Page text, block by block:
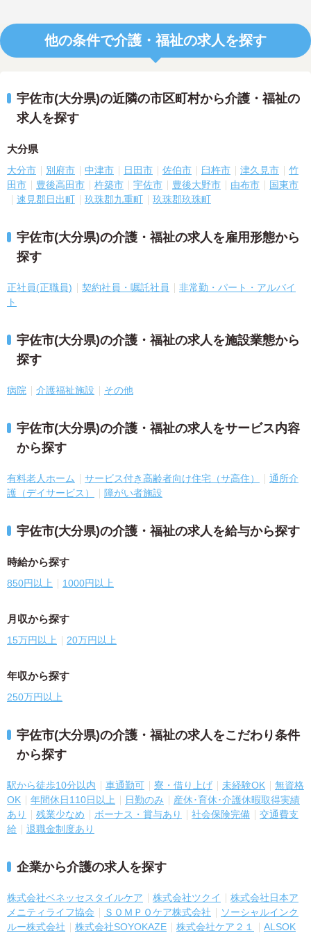
他の条件で介護・福祉の求人を探す
宇佐市(大分県)の近隣の市区町村から介護・福祉の
求人を探す
大分県
大分市 別府市 中津市 日田市 佐伯市 臼杵市 津久見市
竹
田市
豊後高田市 杵築市 宇佐市 豊後大野市 由布市
国東市
速見郡日出町
玖珠郡九重町 玖珠郡玖珠町
宇佐市(大分県)の介護・福祉の求人を雇用形態から
探す
正社員(正職員) 契約社員・嘱託社員
非常勤・パート・アルバイ
ト
宇佐市(大分県)の介護・福祉の求人を施設業態から
探す
病院 介護福祉施設 その他
宇佐市(大分県)の介護・福祉の求人をサービス内容
から探す
有料老人ホーム サービス付き高齢者向け住宅（サ高住）
通所介
護（デイサービス）
障がい者施設
宇佐市(大分県)の介護・福祉の求人を給与から探す
時給から探す
850円以上 1000円以上
月収から探す
15万円以上 20万円以上
年収から探す
250万円以上
宇佐市(大分県)の介護・福祉の求人をこだわり条件
から探す
駅から徒歩10分以内 車通勤可 寮・借り上げ 未経験OK
無資格
OK
年間休日110日以上 日勤のみ
産休･育休･介護休暇取得実績
あり
残業少なめ ボーナス・賞与あり 社会保険完備
交通費支
給
退職金制度あり
企業から介護の求人を探す
株式会社ベネッセスタイルケア 株式会社ツクイ
株式会社日本ア
メニティライフ協会
ＳＯＭＰＯケア株式会社
ソーシャルインク
ルー株式会社
株式会社SOYOKAZE 株式会社ケア２１
ALSOK